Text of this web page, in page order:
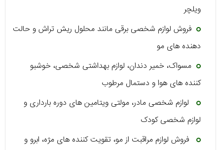
ویلچر
فروش لوازم شخصی برقی مانند محلول ریش تراش و حالت
دهنده ‌های مو
مسواک، خمیر دندان، لوازم بهداشتی شخصی، خوشبو
کننده ‌های هوا و دستمال مرطوب
لوازم شخصی مادر، مولتی ویتامین ‌های دوره بارداری و
لوازم شخصی کودک
فروش لوازم مراقبت از مو، تقویت کننده ‌های مژه، ابرو و